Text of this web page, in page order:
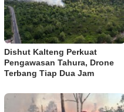
Dishut Kalteng Perkuat
Pengawasan Tahura, Drone
Terbang Tiap Dua Jam